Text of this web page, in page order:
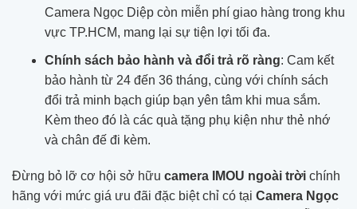
Camera Ngọc Diệp còn miễn phí giao hàng trong khu
vực TP.HCM, mang lại sự tiện lợi tối đa.
Chính sách bảo hành và đổi trả rõ ràng: Cam kết
bảo hành từ 24 đến 36 tháng, cùng với chính sách
đổi trả minh bạch giúp bạn yên tâm khi mua sắm.
Kèm theo đó là các quà tặng phụ kiện như thẻ nhớ
và chân đế đi kèm.
Đừng bỏ lỡ cơ hội sở hữu camera IMOU ngoài trời chính
hãng với mức giá ưu đãi đặc biệt chỉ có tại Camera Ngọc